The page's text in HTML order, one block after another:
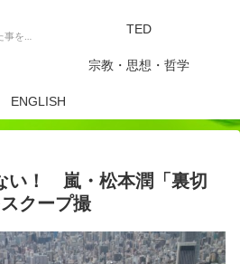
スポーツニュースなどの中から感じた事を書きます。 TED
宗教・思想・哲学
ENGLISH
い！ 嵐・松本潤「裏切
クープ撮